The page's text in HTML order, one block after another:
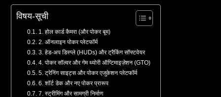
विषय-सूची
1. होल कार्ड कैमरा (और पोकर बूम)
2. ऑनलाइन पोकर प्लेटफॉर्म
3. हेड-अप डिस्प्ले (HUDs) और ट्रैकिंग सॉफ्टवेयर
4. पोकर सॉल्वर और गेम थ्योरी ऑप्टिमाइज़ेशन (GTO)
5. ट्रेनिंग साइट्स और पोकर एजुकेशन प्लेटफॉर्म
6. शॉर्ट डेक और नए पोकर प्रारूप
7. स्ट्रीमिंग और सामग्री निर्माण